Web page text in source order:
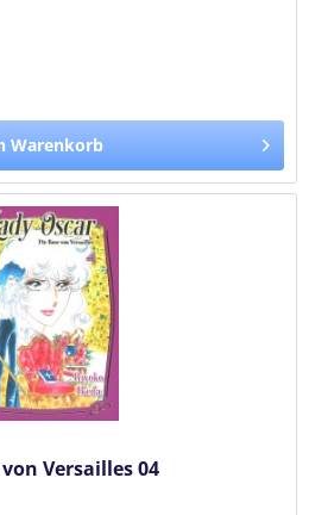
Warenkorb
Versailles 04